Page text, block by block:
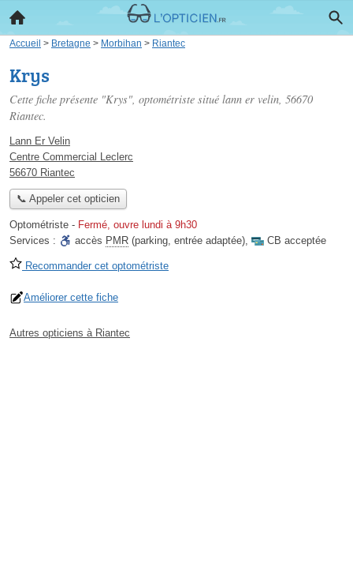
Accueil > Bretagne > Morbihan > Riantec
Krys
Cette fiche présente "Krys", optométriste situé lann er velin, 56670
Riantec.
Lann Er Velin
Centre Commercial Leclerc
56670 Riantec
📞 Appeler cet opticien
Optométriste - Fermé, ouvre lundi à 9h30
Services :
accès PMR (parking, entrée adaptée), CB acceptée
Recommander cet optométriste
Améliorer cette fiche
Autres opticiens à Riantec